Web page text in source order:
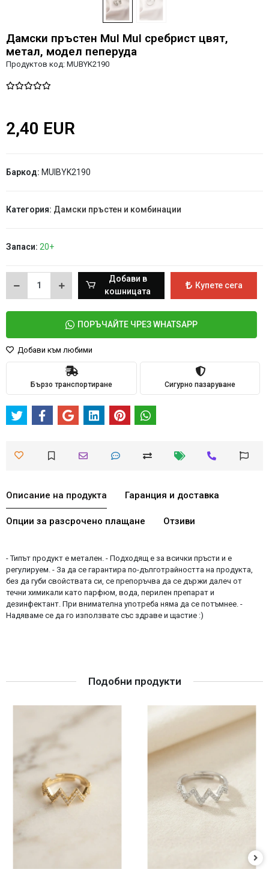
Дамски пръстен MuI MuI сребрист цвят,
метал, модел пеперуда
Продуктов код: MUBYK2190
2,40 EUR
Баркод: MUIBYK2190
Категория: Дамски пръстен и комбинации
Запаси: 20+
Добави в
кошницата
Купете сега
ПОРЪЧАЙТЕ ЧРЕЗ WHATSAPP
Добави към любими
Бързо транспортиране Сигурно пазаруване
Описание на продукта Гаранция и доставка
Опции за разсрочено плащане Отзиви
- Типът продукт е метален. - Подходящ е за всички пръсти и е
регулируем. - За да се гарантира по-дълготрайността на продукта,
без да губи свойствата си, се препоръчва да се държи далеч от
течни химикали като парфюм, вода, перилен препарат и
дезинфектант. При внимателна употреба няма да се потъмнее. -
Надяваме се да го използвате със здраве и щастие :)
Подобни продукти